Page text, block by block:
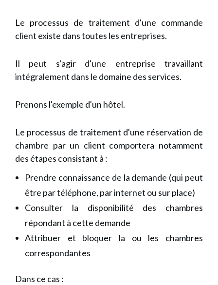
Le processus de traitement d'une commande
client existe dans toutes les entreprises.
Il peut s'agir d'une entreprise travaillant
intégralement dans le domaine des services.
Prenons l'exemple d'un hôtel.
Le processus de traitement d'une réservation de
chambre par un client comportera notamment
des étapes consistant à :
Prendre connaissance de la demande (qui peut
être par téléphone, par internet ou sur place)
Consulter la disponibilité des chambres
répondant à cette demande
Attribuer et bloquer la ou les chambres
correspondantes
Dans ce cas :